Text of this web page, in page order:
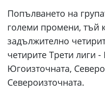
Попълването на
големи промени, тъй
задължително
четирите Трети лиги
Югоизточната,
Североизточната.